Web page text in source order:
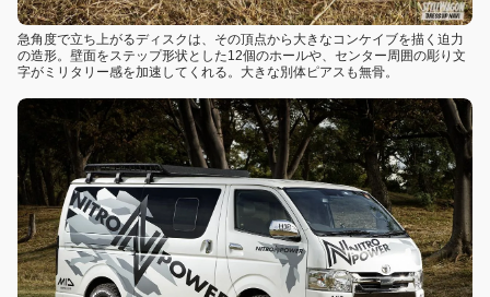
急角度で立ち上がるディスクは、その頂点から大きなコンケイブを描く迫力
の造形。壁面をステップ形状とした12個のホールや、センター周囲の彫り文
字がミリタリー感を加速してくれる。大きな別体ピアスも無骨。